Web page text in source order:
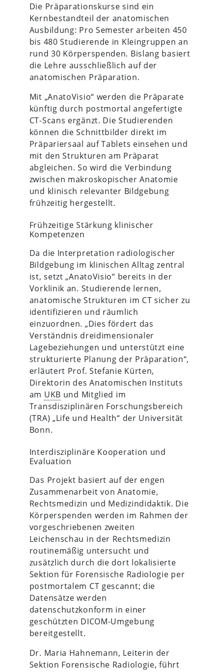
Die Präparationskurse sind ein
Kernbestandteil der anatomischen
Ausbildung: Pro Semester arbeiten 450
bis 480 Studierende in Kleingruppen an
rund 30 Körperspenden. Bislang basiert
die Lehre ausschließlich auf der
anatomischen Präparation.
Mit „AnatoVisio“ werden die Präparate
künftig durch postmortal angefertigte
CT-Scans ergänzt. Die Studierenden
können die Schnittbilder direkt im
Präpariersaal auf Tablets einsehen und
mit den Strukturen am Präparat
abgleichen. So wird die Verbindung
zwischen makroskopischer Anatomie
und klinisch relevanter Bildgebung
frühzeitig hergestellt.
Frühzeitige Stärkung klinischer
Kompetenzen
Da die Interpretation radiologischer
Bildgebung im klinischen Alltag zentral
ist, setzt „AnatoVisio“ bereits in der
Vorklinik an. Studierende lernen,
anatomische Strukturen im CT sicher zu
identifizieren und räumlich
einzuordnen. „Dies fördert das
Verständnis dreidimensionaler
Lagebeziehungen und unterstützt eine
strukturierte Planung der Präparation“,
erläutert Prof. Stefanie Kürten,
Direktorin des Anatomischen Instituts
am UKB und Mitglied im
Transdisziplinären Forschungsbereich
(TRA) „Life und Health“ der Universität
Bonn.
Interdisziplinäre Kooperation und
Evaluation
Das Projekt basiert auf der engen
Zusammenarbeit von Anatomie,
Rechtsmedizin und Medizindidaktik. Die
Körperspenden werden im Rahmen der
vorgeschriebenen zweiten
Leichenschau in der Rechtsmedizin
routinemäßig untersucht und
zusätzlich durch die dort lokalisierte
Sektion für Forensische Radiologie per
postmortalem CT gescannt; die
Datensätze werden
datenschutzkonform in einer
geschützten DICOM-Umgebung
bereitgestellt.
Dr. Maria Hahnemann, Leiterin der
Sektion Forensische Radiologie, führt